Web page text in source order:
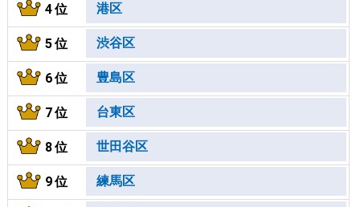
4位 港区
5位 渋谷区
6位 豊島区
7位 台東区
8位 世田谷区
9位 練馬区